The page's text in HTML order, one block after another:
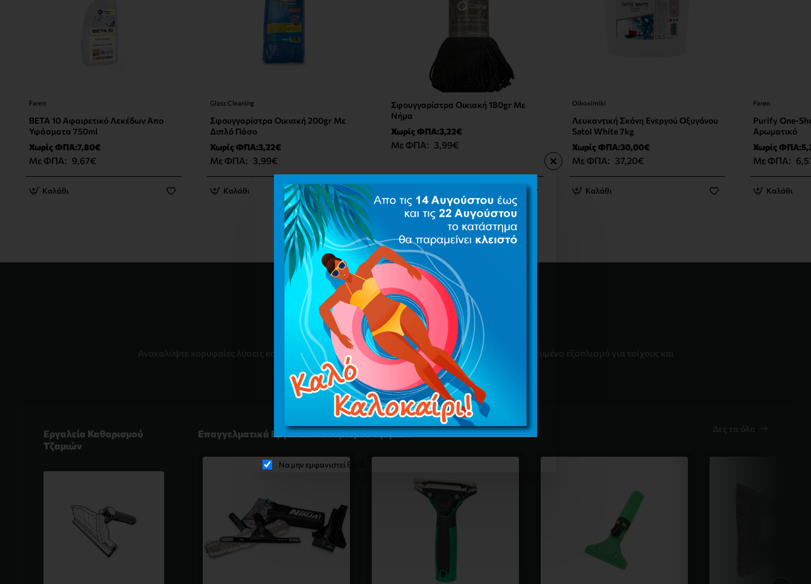
Να μην εμφανιστεί ξανά.
Faren
BETA 10 Αφαιρετικό Λεκέδων Απο
Υφάσματα 750ml
Χωρίς ΦΠΑ:7,80€
Με ΦΠΑ: 9,67€
Καλάθι
Glass Cleaning
Σφουγγαρίστρα Οικιακή 200gr Με
Διπλό Πάσο
Χωρίς ΦΠΑ:3,22€
Με ΦΠΑ: 3,99€
Καλάθι
Νέο Προϊόν
Σφουγγαρίστρα Οικιακή 180gr Με
Νήμα
Χωρίς ΦΠΑ:3,22€
Με ΦΠΑ: 3,99€
Oikoximiki
Λευκαντική Σκόνη Ενεργού Οξυγόνου
Satol White 7kg
Χωρίς ΦΠΑ:30,00€
Με ΦΠΑ: 37,20€
Καλάθι
Faren
Purify One-
Αρωματικό
Χωρίς
Με ΦΠΑ:
Καλάθι
Επιλεγμένες Κατηγορίες
Ανακαλύψτε κορυφαίες λύσεις καθαρισμού, όπως προϊόντα αρχικού καθαρισμού και τον εξειδικευμένο εξοπλισμό για τοίχους και
δάπεδα, επιλεγμένα για τις υψηλότερες απαιτήσεις.
Εργαλεία Καθαρισμού
Τζαμιών
Επαγγελματικά Εργαλεία Καθαρισμού Τζαμιών